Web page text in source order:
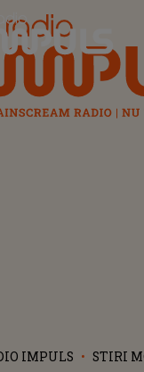
Impuls
IMPULS STIRI